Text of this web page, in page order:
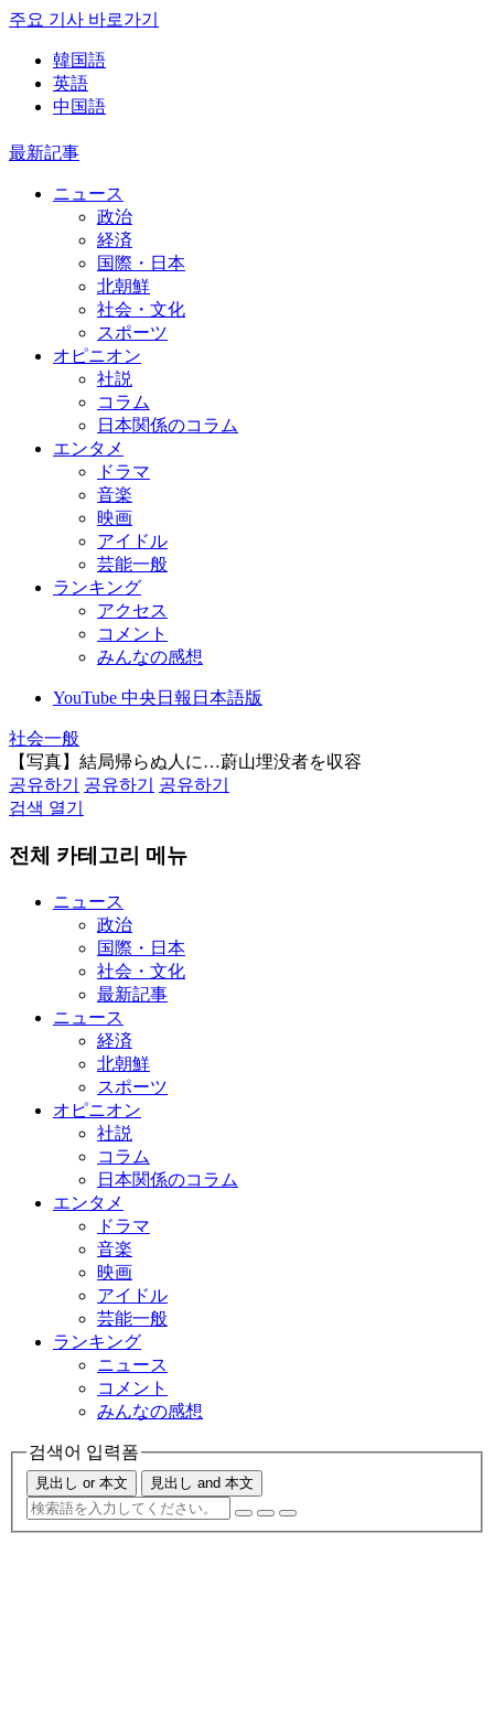
주요 기사 바로가기
韓国語
英語
中国語
最新記事
ニュース
政治
経済
国際・日本
北朝鮮
社会・文化
スポーツ
オピニオン
社説
コラム
日本関係のコラム
エンタメ
ドラマ
音楽
映画
アイドル
芸能一般
ランキング
アクセス
コメント
みんなの感想
YouTube 中央日報日本語版
社会一般
【写真】結局帰らぬ人に…蔚山埋没者を収容
공유하기
공유하기
공유하기
검색 열기
전체 카테고리 메뉴
ニュース
政治
国際・日本
社会・文化
最新記事
ニュース
経済
北朝鮮
スポーツ
オピニオン
社説
コラム
日本関係のコラム
エンタメ
ドラマ
音楽
映画
アイドル
芸能一般
ランキング
ニュース
コメント
みんなの感想
검색어 입력폼
見出し or 本文 見出し and 本文